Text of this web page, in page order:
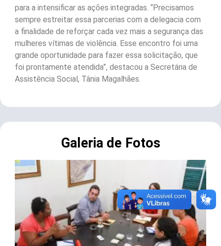
para a intensificar as ações integradas. “Precisamos
sempre estreitar essa parcerias com a delegacia com
a finalidade de reforçar cada vez mais a segurança das
mulheres vítimas de violência. Esse encontro foi uma
grande oportunidade para fazer essa solicitação, que
foi prontamente atendida”, destacou a Secretária de
Assistência Social, Tânia Magalhães.
Galeria de Fotos